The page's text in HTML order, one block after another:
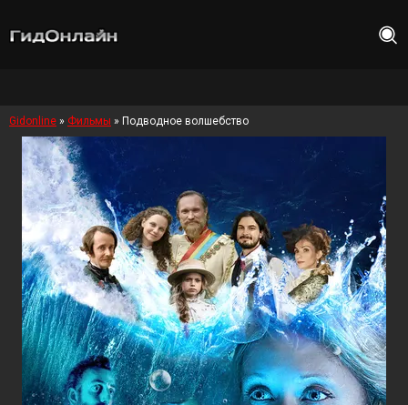
Gidonline » Фильмы » Подводное волшебство